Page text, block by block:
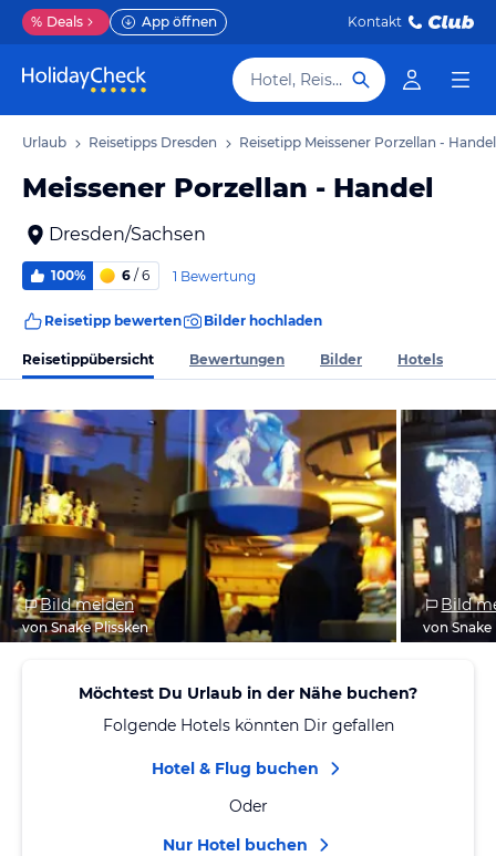
% Deals App öffnen Kontakt
Hotel, Reiseziel
Urlaub Reisetipps Dresden Reisetipp Meissener Porzellan - Handel
Meissener Porzellan - Handel
Dresden/Sachsen
100% 6 / 6 1 Bewertung
Reisetipp bewerten Bilder hochladen
Reisetippübersicht Bewertungen Bilder Hotels
Bild melden
von Snake Plissken
Bild
von Snake
Möchtest Du Urlaub in der Nähe buchen?
Folgende Hotels könnten Dir gefallen
Hotel & Flug buchen
Oder
Nur Hotel buchen